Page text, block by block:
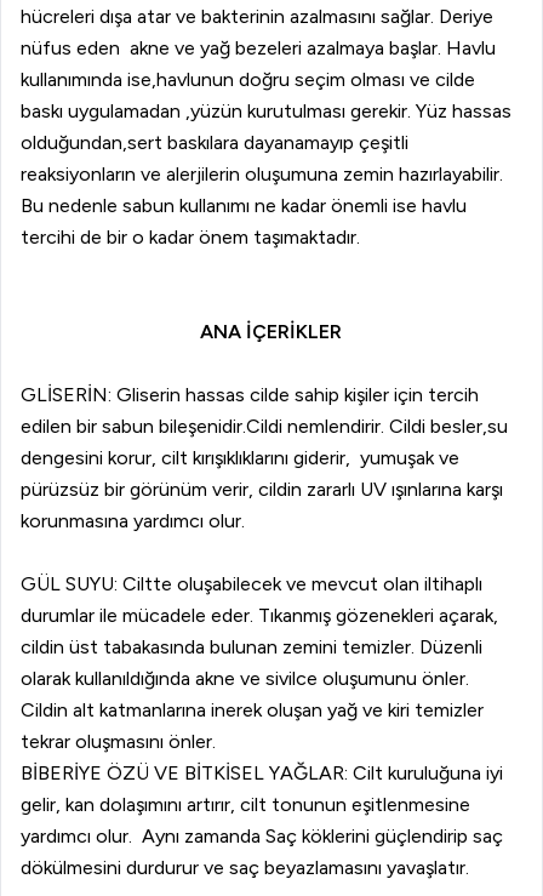
hücreleri dışa atar ve bakterinin azalmasını sağlar. Deriye
nüfus eden akne ve yağ bezeleri azalmaya başlar. Havlu
kullanımında ise,havlunun doğru seçim olması ve cilde
baskı uygulamadan ,yüzün kurutulması gerekir. Yüz hassas
olduğundan,sert baskılara dayanamayıp çeşitli
reaksiyonların ve alerjilerin oluşumuna zemin hazırlayabilir.
Bu nedenle sabun kullanımı ne kadar önemli ise havlu
tercihi de bir o kadar önem taşımaktadır.
ANA İÇERİKLER
GLİSERİN: Gliserin hassas cilde sahip kişiler için tercih
edilen bir sabun bileşenidir.Cildi nemlendirir. Cildi besler,su
dengesini korur, cilt kırışıklıklarını giderir, yumuşak ve
pürüzsüz bir görünüm verir, cildin zararlı UV ışınlarına karşı
korunmasına yardımcı olur.
GÜL SUYU: Ciltte oluşabilecek ve mevcut olan iltihaplı
durumlar ile mücadele eder. Tıkanmış gözenekleri açarak,
cildin üst tabakasında bulunan zemini temizler. Düzenli
olarak kullanıldığında akne ve sivilce oluşumunu önler.
Cildin alt katmanlarına inerek oluşan yağ ve kiri temizler
tekrar oluşmasını önler.
BİBERİYE ÖZÜ VE BİTKİSEL YAĞLAR: Cilt kuruluğuna iyi
gelir, kan dolaşımını artırır, cilt tonunun eşitlenmesine
yardımcı olur. Aynı zamanda Saç köklerini güçlendirip saç
dökülmesini durdurur ve saç beyazlamasını yavaşlatır.